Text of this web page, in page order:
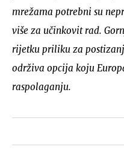
mrežama potrebni su
više za učinkovit rad.
rijetku priliku za
održiva opcija koju
raspolaganju.